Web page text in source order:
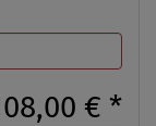
€ *